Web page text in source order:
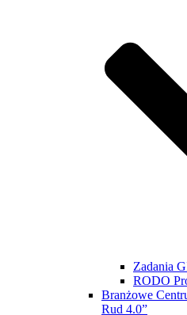
Zadania
RODO
Branżowe
Rud 4.0”